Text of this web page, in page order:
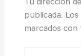
publicada.
marcados con